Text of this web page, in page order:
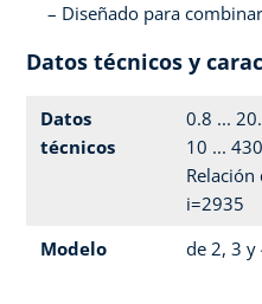
Diseñado para
Datos técnicos y
Datos
técnicos
0.8 ...
10 ...
i=2935
Modelo
de 2, 3 y